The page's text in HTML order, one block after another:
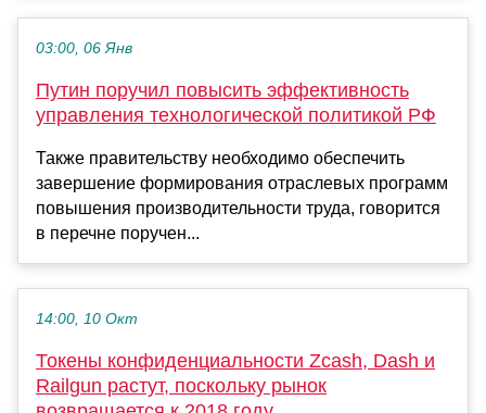
03:00, 06 Янв
Путин поручил повысить эффективность
управления технологической политикой РФ
Также правительству необходимо обеспечить
завершение формирования отраслевых программ
повышения производительности труда, говорится
в перечне поручен...
14:00, 10 Окт
Токены конфиденциальности Zcash, Dash и
Railgun растут, поскольку рынок